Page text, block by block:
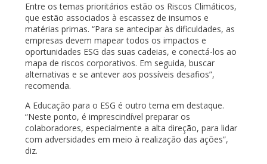
Entre os temas prioritários estão os Riscos Climáticos,
que estão associados à escassez de insumos e
matérias primas. “Para se antecipar às dificuldades, as
empresas devem mapear todos os impactos e
oportunidades ESG das suas cadeias, e conectá-los ao
mapa de riscos corporativos. Em seguida, buscar
alternativas e se antever aos possíveis desafios”,
recomenda.
A Educação para o ESG é outro tema em destaque.
“Neste ponto, é imprescindível preparar os
colaboradores, especialmente a alta direção, para lidar
com adversidades em meio à realização das ações”,
diz.